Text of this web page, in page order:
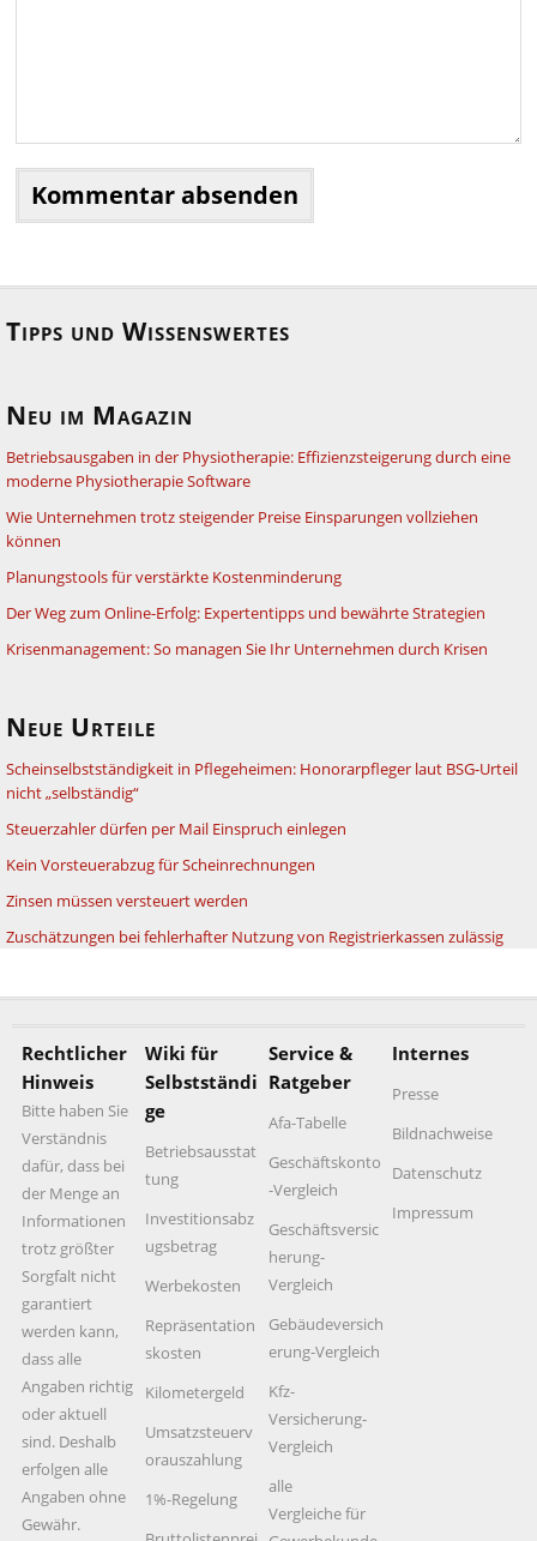
Tipps und Wissenswertes
Neu im Magazin
Betriebsausgaben in der Physiotherapie: Effizienzsteigerung durch eine
moderne Physiotherapie Software
Wie Unternehmen trotz steigender Preise Einsparungen vollziehen
können
Planungstools für verstärkte Kostenminderung
Der Weg zum Online-Erfolg: Expertentipps und bewährte Strategien
Krisenmanagement: So managen Sie Ihr Unternehmen durch Krisen
Neue Urteile
Scheinselbstständigkeit in Pflegeheimen: Honorarpfleger laut BSG-Urteil
nicht „selbständig“
Steuerzahler dürfen per Mail Einspruch einlegen
Kein Vorsteuerabzug für Scheinrechnungen
Zinsen müssen versteuert werden
Zuschätzungen bei fehlerhafter Nutzung von Registrierkassen zulässig
Rechtlicher
Hinweis
Bitte haben Sie
Verständnis
dafür, dass bei
der Menge an
Informationen
trotz größter
Sorgfalt nicht
garantiert
werden kann,
dass alle
Angaben richtig
oder aktuell
sind. Deshalb
erfolgen alle
Angaben ohne
Gewähr.
Wiki für
Selbstständi
ge
Betriebsausstat
tung
Investitionsabz
ugsbetrag
Werbekosten
Repräsentation
skosten
Kilometergeld
Umsatzsteuerv
orauszahlung
1%-Regelung
Service &
Ratgeber
Afa-Tabelle
Geschäftskonto
-Vergleich
Geschäftsversic
herung-
Vergleich
Gebäudeversich
erung-Vergleich
Kfz-
Versicherung-
Vergleich
alle
Vergleiche für
Internes
Presse
Bildnachweise
Datenschutz
Impressum